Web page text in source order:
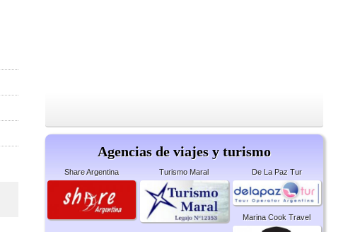
Agencias de viajes y turismo
Share Argentina Turismo Maral De La Paz Tur
Marina Cook Travel